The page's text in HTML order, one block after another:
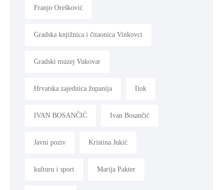
Franjo Orešković
Gradska knjižnica i čitaonica Vinkovci
Gradski muzej Vukovar
Hrvatska zajednica županija Ilok
IVAN BOSANČIĆ Ivan Bosančić
Javni poziv Kristina Jukić
kulturu i sport Marija Pakter